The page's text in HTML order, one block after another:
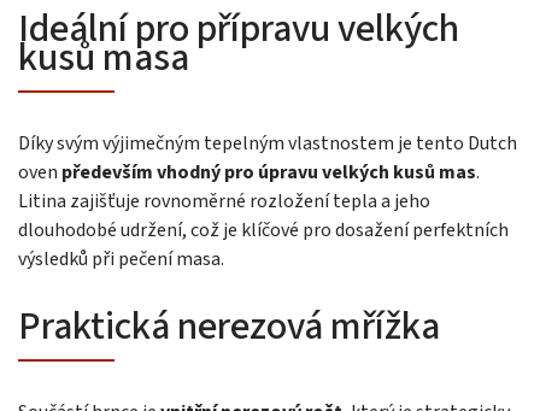
Ideální pro přípravu velkých
kusů masa
Díky svým výjimečným tepelným vlastnostem je tento Dutch
oven především vhodný pro úpravu velkých kusů mas.
Litina zajišťuje rovnoměrné rozložení tepla a jeho
dlouhodobé udržení, což je klíčové pro dosažení perfektních
výsledků při pečení masa.
Praktická nerezová mřížka